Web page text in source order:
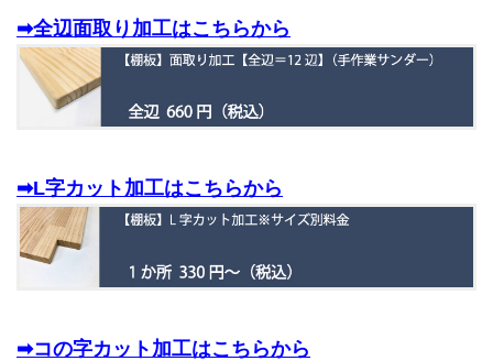
➡全辺面取り加工はこちらから
➡L字カット加工はこちらから
➡コの字カット加工はこちらから